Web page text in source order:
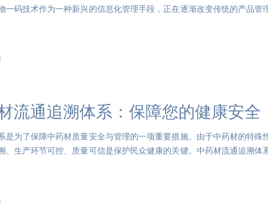
一码技术作为一种新兴的信息化管理手段，正在逐渐改变传统的产品管
流通追溯体系：保障您的健康安全
是为了保障中药材质量安全与管理的一项重要措施。由于中药材的特殊
、生产环节可控、质量可信是保护民众健康的关键。中药材流通追溯体